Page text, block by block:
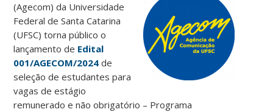
(Agecom) da Universidade
Federal de Santa Catarina
(UFSC) torna público o
lançamento de Edital
001/AGECOM/2024 de
seleção de estudantes para
vagas de estágio
remunerado e não obrigatório – Programa